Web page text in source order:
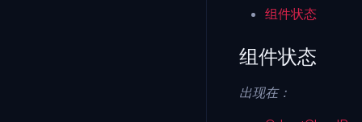
组件状态
组件状态
出现在：